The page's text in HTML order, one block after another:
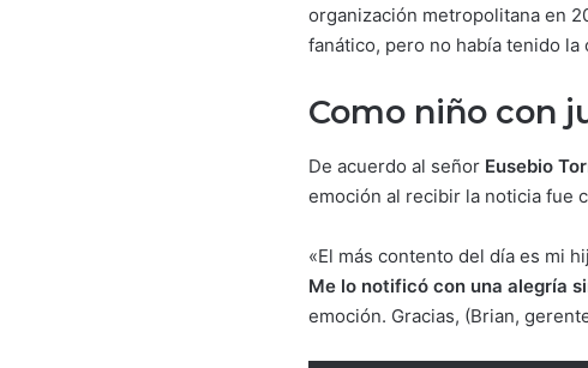
organización metropolitana en
fanático, pero no había tenido
Como niño con
De acuerdo al señor Eusebio
emoción al recibir la noticia fue
«El más contento del día es mi
Me lo notificó con una alegría
emoción. Gracias, (Brian,